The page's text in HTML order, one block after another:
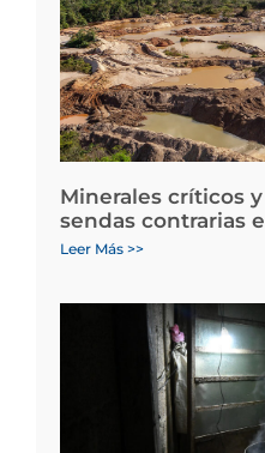
Minerales críticos
sendas contrarias
Leer Más >>